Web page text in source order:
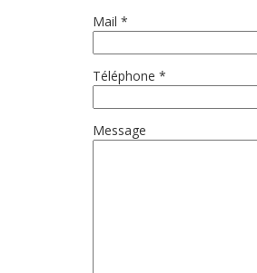
Mail *
Téléphone *
Message